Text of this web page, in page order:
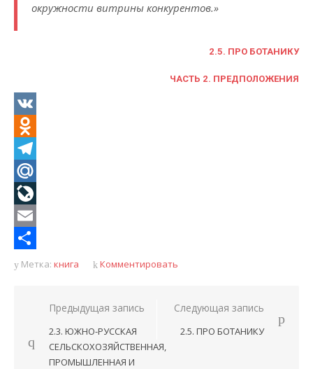
окружности витрины конкурентов.»
2.5. ПРО БОТАНИКУ
ЧАСТЬ 2. ПРЕДПОЛОЖЕНИЯ
VK
Odnoklassniki
Telegram
Mail.Ru
LiveJournal
Email
Отправить
Метка: книга Комментировать
Навигация
записям
Предыдущая запись
2.3. ЮЖНО-РУССКАЯ
СЕЛЬСКОХОЗЯЙСТВЕННАЯ,
ПРОМЫШЛЕННАЯ И
Следующая запись
2.5. ПРО БОТАНИКУ